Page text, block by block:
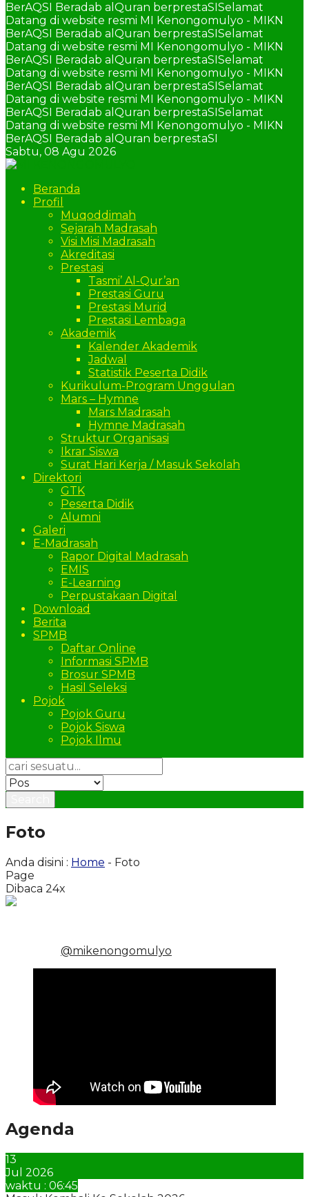
BerAQSI Beradab alQuran berprestaSISelamat
Datang di website resmi MI Kenongomulyo - MIKN
BerAQSI Beradab alQuran berprestaSISelamat
Datang di website resmi MI Kenongomulyo - MIKN
BerAQSI Beradab alQuran berprestaSISelamat
Datang di website resmi MI Kenongomulyo - MIKN
BerAQSI Beradab alQuran berprestaSISelamat
Datang di website resmi MI Kenongomulyo - MIKN
BerAQSI Beradab alQuran berprestaSISelamat
Datang di website resmi MI Kenongomulyo - MIKN
BerAQSI Beradab alQuran berprestaSI
Sabtu, 08 Agu 2026
Beranda
Profil
Muqoddimah
Sejarah Madrasah
Visi Misi Madrasah
Akreditasi
Prestasi
Tasmi’ Al-Qur’an
Prestasi Guru
Prestasi Murid
Prestasi Lembaga
Akademik
Kalender Akademik
Jadwal
Statistik Peserta Didik
Kurikulum-Program Unggulan
Mars – Hymne
Mars Madrasah
Hymne Madrasah
Struktur Organisasi
Ikrar Siswa
Surat Hari Kerja / Masuk Sekolah
Direktori
GTK
Peserta Didik
Alumni
Galeri
E-Madrasah
Rapor Digital Madrasah
EMIS
E-Learning
Perpustakaan Digital
Download
Berita
SPMB
Daftar Online
Informasi SPMB
Brosur SPMB
Hasil Seleksi
Pojok
Pojok Guru
Pojok Siswa
Pojok Ilmu
Foto
Anda disini : Home - Foto
Page
Dibaca 24x
@mikenongomulyo
Agenda
13
Jul 2026
waktu : 06:45